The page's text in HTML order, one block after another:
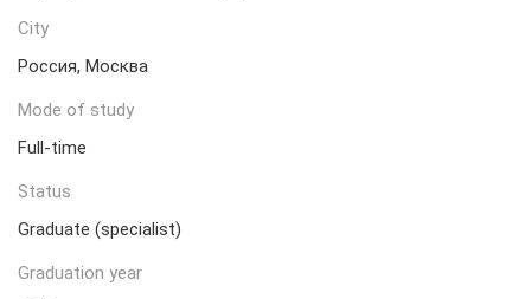
City
Россия, Москва
Mode of study
Full-time
Status
Graduate (specialist)
Graduation year